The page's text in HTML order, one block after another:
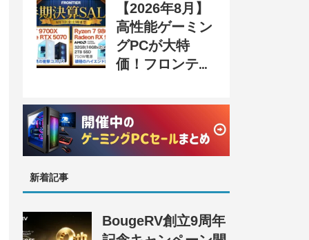
31日まで
【2026年8月】
高性能ゲーミン
グPCが大特
価！フロンティ
SALE』開催、
セール情報まと
め
新着記事
BougeRV創立9周年